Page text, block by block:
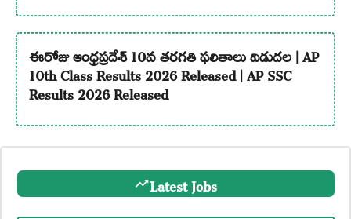
ఈరోజు ఆంధ్రప్రదేశ్ 10వ తరగతి ఫలితాలు విడుదల | AP
10th Class Results 2026 Released | AP SSC
Results 2026 Released
Latest Jobs